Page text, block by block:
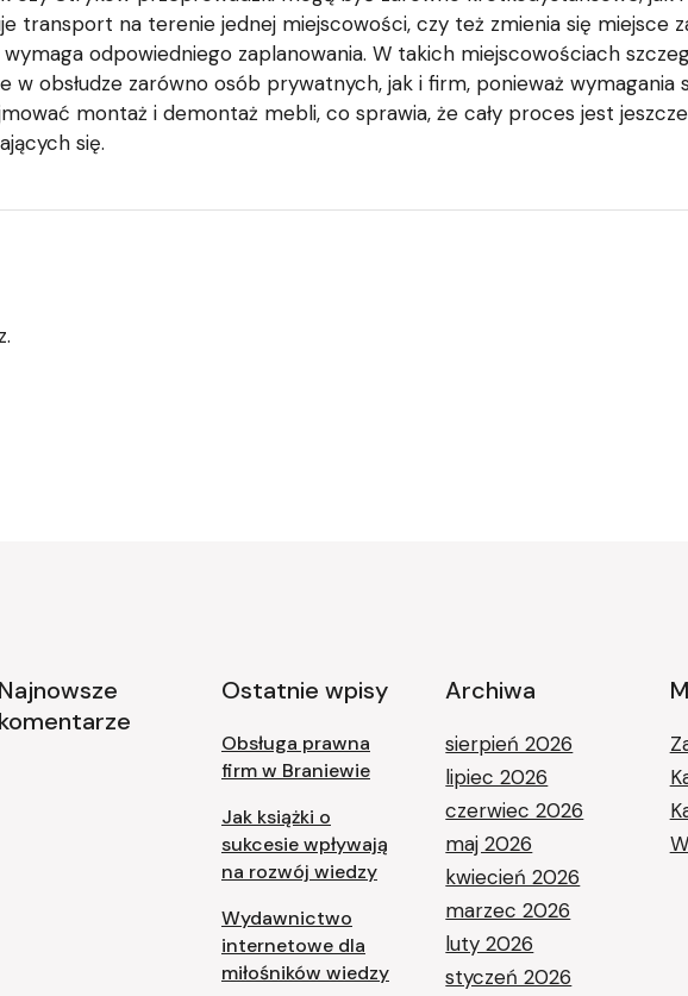
transport na terenie jednej miejscowości, czy też zmienia się miejsce
odpowiedniego zaplanowania. W takich miejscowościach
obsłudze zarówno osób prywatnych, jak i firm, ponieważ wymagania
montaż i demontaż mebli, co sprawia, że cały proces jest jeszcze
się.
Najnowsze
komentarze
Ostatnie wpisy
Obsługa prawna
firm w Braniewie
Jak książki o
sukcesie wpływają
na rozwój wiedzy
Wydawnictwo
internetowe dla
miłośników wiedzy
Archiwa
sierpień 2026
lipiec 2026
czerwiec 2026
maj 2026
kwiecień 2026
marzec 2026
luty 2026
styczeń 2026